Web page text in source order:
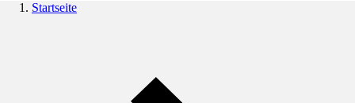
Startseite